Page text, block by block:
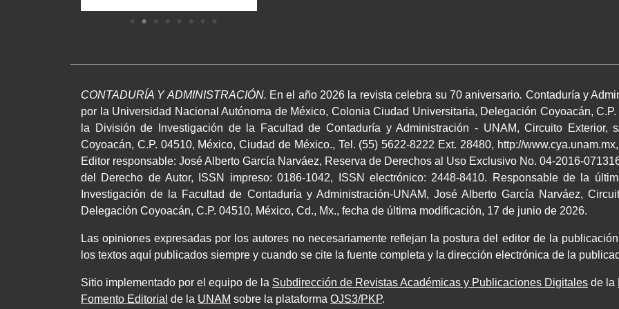
CONTADURÍA Y ADMINISTRACIÓN. En el año 2026 la revista celebra su 70 aniversario. Contaduría y
por la Universidad Nacional Autónoma de México, Colonia Ciudad Universitaria, Delegación Coyoacán,
la División de Investigación de la Facultad de Contaduría y Administración - UNAM, Circuito Exterior,
Coyoacán, C.P. 04510, México, Ciudad de México., Tel. (55) 5622-8222 Ext. 28480, http://
Editor responsable: José Alberto García Narváez, Reserva de Derechos al Uso Exclusivo No. 04-2016-
del Derecho de Autor, ISSN impreso: 0186-1042, ISSN electrónico: 2448-8410. Responsable de la
Investigación de la Facultad de Contaduría y Administración-UNAM, José Alberto García Narváez,
Delegación Coyoacán, C.P. 04510, México, Cd., Mx., fecha de última modificación, 17 de junio de 2026.
Las opiniones expresadas por los autores no necesariamente reflejan la postura del editor de la
los textos aquí publicados siempre y cuando se cite la fuente completa y la dirección electrónica de la
Sitio implementado por el equipo de la Subdirección de Revistas Académicas y Publicaciones Digitales de la
Fomento Editorial de la UNAM sobre la plataforma OJS3/PKP.